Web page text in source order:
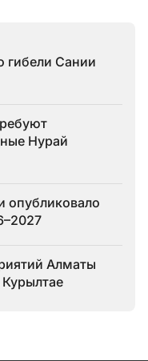
гибели Сании
Нурай
опубликовало
Алматы
Курылтае